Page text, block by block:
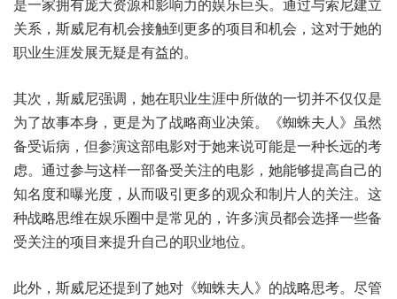
关系，斯威尼有机会接触到更多的项目和机会，这对于她的
职业生涯发展无疑是有益的。
其次，斯威尼强调，她在职业生涯中所做的一切并不仅仅是
为了故事本身，更是为了战略商业决策。《蜘蛛夫人》虽然
备受诟病，但参演这部电影对于她来说可能是一种长远的考
虑。通过参与这样一部备受关注的电影，她能够提高自己的
知名度和曝光度，从而吸引更多的观众和制片人的关注。这
种战略思维在娱乐圈中是常见的，许多演员都会选择一些备
受关注的项目来提升自己的职业地位。
此外，斯威尼还提到了她对《蜘蛛夫人》的战略思考。尽管